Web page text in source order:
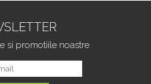
si promotiile noastre